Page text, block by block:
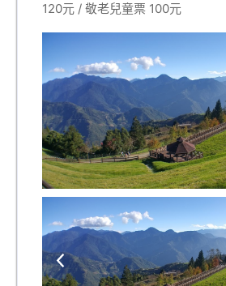
120元 / 敬老兒童票 100元